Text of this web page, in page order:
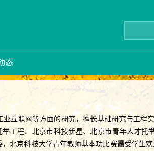
态
互联网等方面的研究，擅长基础研究与工程
工程、北京市科技新星、北京市青年人才托
北京科技大学青年教师基本功比赛最受学生